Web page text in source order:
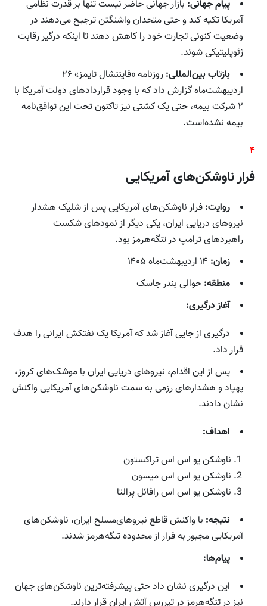
پیام جهانی: بازار جهانی حاضر نیست تنها بر قدرت نظامی
آمریکا تکیه کند و حتی متحدان واشنگتن ترجیح می‌دهند در
وضعیت کنونی تجارت خود را کاهش دهند تا اینکه درگیر رقابت
ژئوپلیتیکی شوند.
بازتاب بین‌المللی:
روزنامه «فایننشال تایمز» ۲۶
اردیبهشت‌ماه گزارش داد که با وجود قراردادهای دولت آمریکا با
۲ شرکت بیمه، حتی یک کشتی نیز تاکنون تحت این توافق‌نامه
بیمه نشده‌است.
۴
فرار ناوشکن‌های آمریکایی
روایت: فرار ناوشکن‌های آمریکایی پس از شلیک هشدار
نیروهای دریایی ایران، یکی دیگر از نمودهای شکست
راهبردهای ترامپ در تنگه‌هرمز بود.
زمان:
منطقه: حوالی بندر جاسک
آغاز درگیری:
درگیری از جایی آغاز شد که آمریکا یک نفتکش ایرانی را هدف
قرار داد.
پس از این اقدام، نیروهای دریایی ایران با موشک‌های کروز،
پهپاد و هشدارهای رزمی به سمت ناوشکن‌های آمریکایی واکنش
نشان دادند.
اهداف:
ناوشکن‌ یو اس اس تراکستون
ناوشکن یو اس اس میسون
ناوشکن یو اس اس رافائل پرالتا
نتیجه: با واکنش قاطع نیروهای‌مسلح ایران، ناوشکن‌های
آمریکایی مجبور به فرار از محدوده تنگه‌هرمز شدند.
پیام‌ها:
این درگیری نشان داد حتی پیشرفته‌ترین ناوشکن‌های جهان
نیز در تنگه‌هرمز در تیررس آتش ایران قرار دارند.